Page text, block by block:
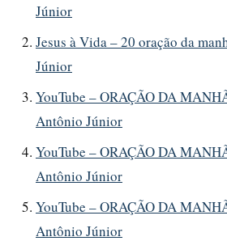
Júnior
Jesus à Vida – 20 oração da
Júnior
YouTube – ORAÇÃO DA
Antônio Júnior
YouTube – ORAÇÃO DA
Antônio Júnior
YouTube – ORAÇÃO DA
Antônio Júnior